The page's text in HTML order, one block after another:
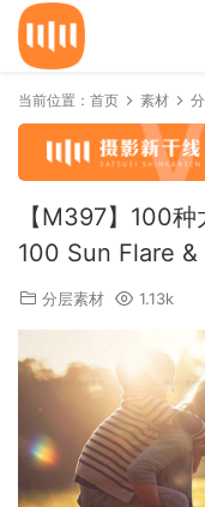
当前位置： 首页 素材
【M397】100
100 Sun Flare
分层素材 1.13k